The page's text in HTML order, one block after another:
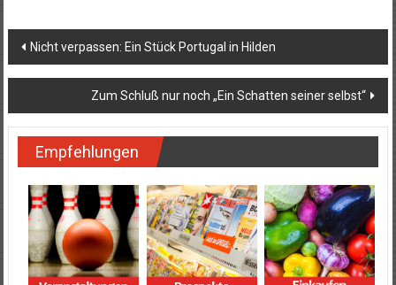
Beitragsnavigation
Nicht verpassen: Ein Stück Portugal in Hilden
Zum Schluß nur noch „Ein Schatten seiner selbst“
Empfehlungen